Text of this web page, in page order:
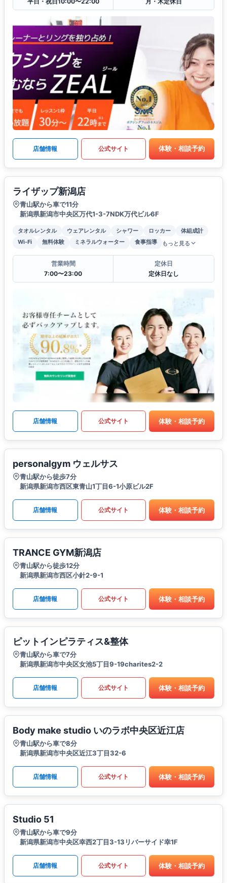
店舗情報 公式サイト 体験・相談予約
ライザップ新潟店
青山駅から車で11分
新潟県新潟市中央区万代1-3-7NDK万代ビル6F
タオルレンタル ウェアレンタル シャワー ロッカー
体組成計
Wi-Fi
無料体験 ミネラルウォーター 食事指導 もっと見る
営業時間
7:00〜23:00
定休日
定休日なし
店舗情報 公式サイト 体験・相談予約
personalgym ウェルサス
青山駅から徒歩7分
新潟県新潟市西区東青山1丁目6-1小原ビル2F
店舗情報 公式サイト 体験・相談予約
TRANCE GYM新潟店
青山駅から徒歩12分
新潟県新潟市西区小針2-9-1
店舗情報 公式サイト 体験・相談予約
ピットインピラティス&整体
青山駅から車で7分
新潟県新潟市中央区女池5丁目9-19charites2-2
店舗情報 公式サイト 体験・相談予約
Body make studio いのラボ中央区近江店
青山駅から車で8分
新潟県新潟市中央区近江3丁目32-6
店舗情報 公式サイト 体験・相談予約
Studio 51
青山駅から車で9分
新潟県新潟市中央区幸西2丁目3-13リバーサイド幸1F
店舗情報 公式サイト 体験・相談予約